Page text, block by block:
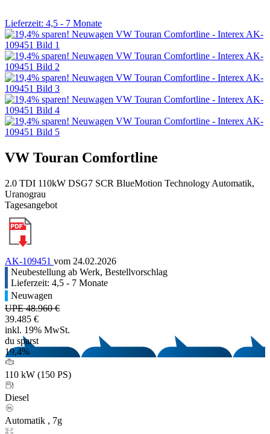
Lieferzeit: 4,5 - 7 Monate
VW Touran Comfortline
2.0 TDI 110kW DSG7 SCR BlueMotion Technology Automatik,
Uranograu
Tagesangebot
AK-109451 vom 24.02.2026
Neubestellung ab Werk, Bestellvorschlag
Lieferzeit: 4,5 - 7 Monate
Neuwagen
UPE 48.960 €
39.485 €
inkl. 19% MwSt.
du sparst
19,4%
110 kW (150 PS)
Diesel
Automatik , 7g